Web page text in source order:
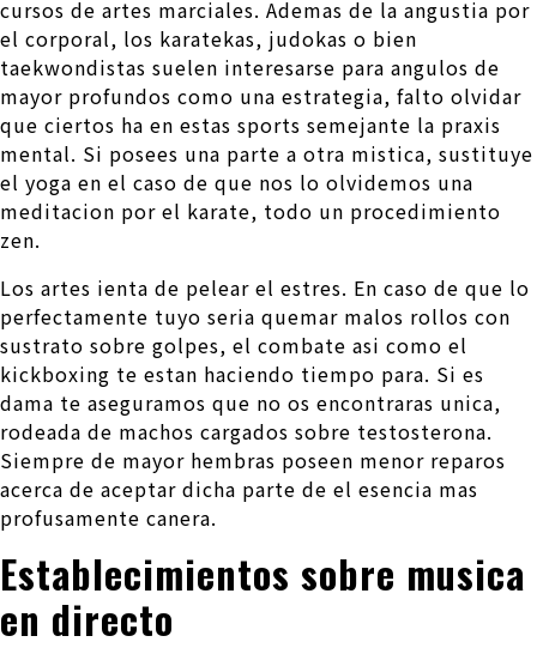
cursos de artes marciales. Ademas de la angustia por
el corporal, los karatekas, judokas o bien
taekwondistas suelen interesarse para angulos de
mayor profundos como una estrategia, falto olvidar
que ciertos ha en estas sports semejante la praxis
mental. Si posees una parte a otra mistica, sustituye
el yoga en el caso de que nos lo olvidemos una
meditacion por el karate, todo un procedimiento
zen.
Los artes ienta de pelear el estres. En caso de que lo
perfectamente tuyo seri­a quemar malos rollos con
sustrato sobre golpes, el combate asi­ como el
kickboxing te estan haciendo tiempo para. Si es
dama te aseguramos que no os encontraras unica,
rodeada de machos cargados sobre testosterona.
Siempre de mayor hembras poseen menor reparos
acerca de aceptar dicha parte de el esencia mas
profusamente canera.
Establecimientos sobre musica
en directo